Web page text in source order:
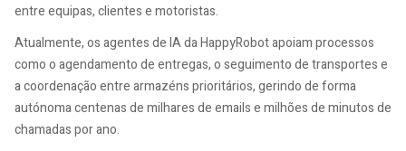
entre equipas, clientes e motoristas.
Atualmente, os agentes de IA da HappyRobot apoiam processos
como o agendamento de entregas, o seguimento de transportes e
a coordenação entre armazéns prioritários, gerindo de forma
autónoma centenas de milhares de emails e milhões de minutos de
chamadas por ano.